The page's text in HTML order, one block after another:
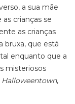
a sua mãe
crianças se
as crianças
bruxa, que está
enquanto que a
misteriosos
Halloweentown,